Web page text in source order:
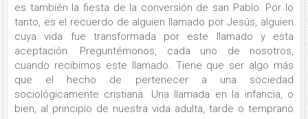
es también la fiesta de la conversión de san Pablo. Por lo
tanto, es el recuerdo de alguien llamado por Jesús, alguien
cuya vida fue transformada por este llamado y esta
aceptación. Preguntémonos, cada uno de nosotros,
cuando recibimos este llamado. Tiene que ser algo más
que el hecho de pertenecer a una sociedad
sociológicamente cristiana. Una llamada en la infancia, o
bien, al principio de nuestra vida adulta, tarde o temprano